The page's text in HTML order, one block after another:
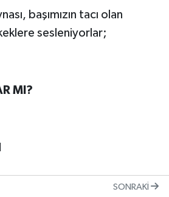
başımızın tacı olan
sesleniyorlar;
MI?
SONRAKI